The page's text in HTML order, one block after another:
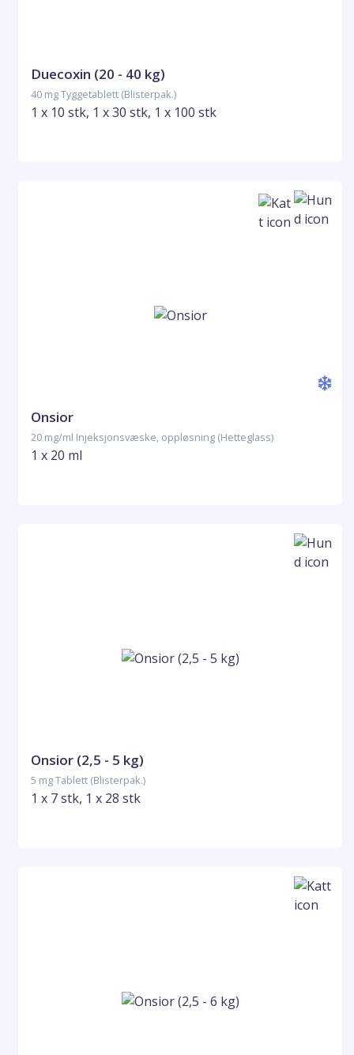
Duecoxin (20 - 40 kg)
40 mg Tyggetablett (Blisterpak.)
1 x 10 stk, 1 x 30 stk, 1 x 100 stk
Onsior
20 mg/ml Injeksjonsvæske, oppløsning (Hetteglass)
1 x 20 ml
Onsior (2,5 - 5 kg)
5 mg Tablett (Blisterpak.)
1 x 7 stk, 1 x 28 stk